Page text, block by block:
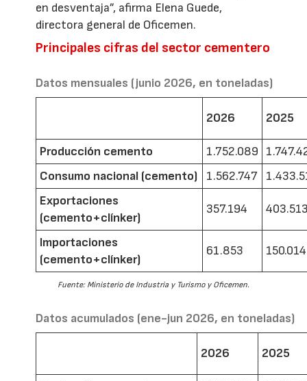
en desventaja”, afirma Elena Guede,
directora general de Oficemen.
Principales cifras del sector cementero
Datos mensuales (junio 2026, en toneladas)
2026 2025
Producción cemento 1.752.089
Consumo nacional (cemento)
1.562.747
Exportaciones
(cemento+clínker)
357.194
Importaciones
(cemento+clínker)
61.853 150.014
Fuente: Ministerio de Industria y Turismo y Oficemen.
Datos acumulados (ene-jun 2026, en toneladas)
2026 2025